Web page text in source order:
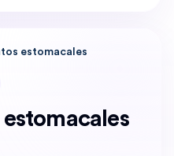
estomacales